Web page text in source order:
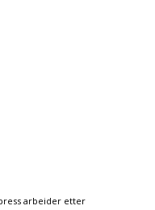
arbeider etter